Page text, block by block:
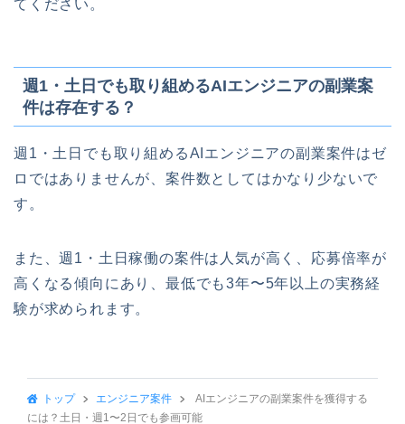
てください。
週1・土日でも取り組めるAIエンジニアの副業案
件は存在する？
週1・土日でも取り組めるAIエンジニアの副業案件はゼ
ロではありませんが、案件数としてはかなり少ないで
す。
また、週1・土日稼働の案件は人気が高く、応募倍率が
高くなる傾向にあり、最低でも3年〜5年以上の実務経
験が求められます。
トップ エンジニア案件
AIエンジニアの副業案件を獲得する
には？土日・週1〜2日でも参画可能